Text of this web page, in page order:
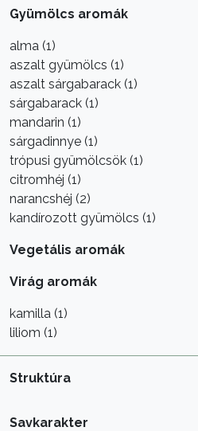
Gyümölcs aromák
alma (1)
aszalt gyümölcs (1)
aszalt sárgabarack (1)
sárgabarack (1)
mandarin (1)
sárgadinnye (1)
trópusi gyümölcsök (1)
citromhéj (1)
narancshéj (2)
kandírozott gyümölcs (1)
Vegetális aromák
Virág aromák
kamilla (1)
liliom (1)
Struktúra
Savkarakter